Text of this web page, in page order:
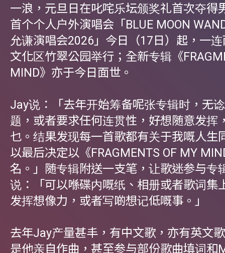
一浪，元旦日在叱咤乐坛颁奖礼首次夺得
首个个人户外演唱会「BLUE MOON
允谦演唱会2026」今日（17日）起，一
文化区竹翠公园举行；全新专辑《
MIND》亦于今日面世。
Jay说：「去年开始筹备呢张专辑时，无
题，或者要求任何连贯性，好想随意发挥
乜。结果发现每一首歌都有关于我嘅人生
以最后决定以《FRAGMENTS OF MY
名。」随专辑附送一支笔，让歌迷参与专
说：「可以喺碟内嘅纸、相册或者歌词集
发挥想像力，或者写啲想记低嘅事。」
去年Jay产量甚丰，有中文歌，亦有英文
是他亲自作曲，甚至参与部份歌曲填词和